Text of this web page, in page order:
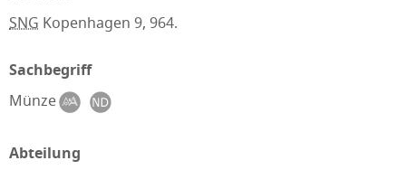
SNG Kopenhagen 9, 964.
Sachbegriff
Münze
Abteilung